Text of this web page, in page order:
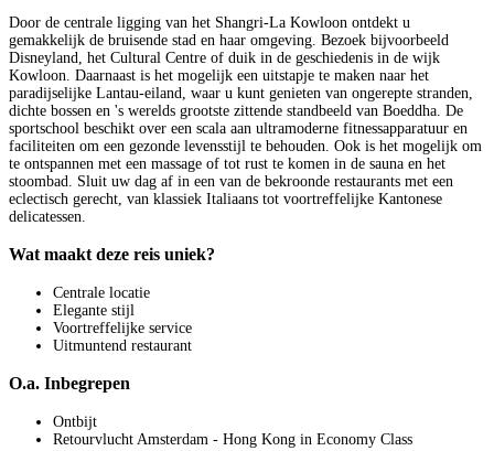
Door de centrale ligging van het Shangri-La Kowloon ontdekt u
gemakkelijk de bruisende stad en haar omgeving. Bezoek bijvoorbeeld
Disneyland, het Cultural Centre of duik in de geschiedenis in de wijk
Kowloon. Daarnaast is het mogelijk een uitstapje te maken naar het
paradijselijke Lantau-eiland, waar u kunt genieten van ongerepte stranden,
dichte bossen en 's werelds grootste zittende standbeeld van Boeddha. De
sportschool beschikt over een scala aan ultramoderne fitnessapparatuur en
faciliteiten om een gezonde levensstijl te behouden. Ook is het mogelijk om
te ontspannen met een massage of tot rust te komen in de sauna en het
stoombad. Sluit uw dag af in een van de bekroonde restaurants met een
eclectisch gerecht, van klassiek Italiaans tot voortreffelijke Kantonese
delicatessen.
Wat maakt deze reis uniek?
Centrale locatie
Elegante stijl
Voortreffelijke service
Uitmuntend restaurant
O.a. Inbegrepen
Ontbijt
Retourvlucht Amsterdam - Hong Kong in Economy Class